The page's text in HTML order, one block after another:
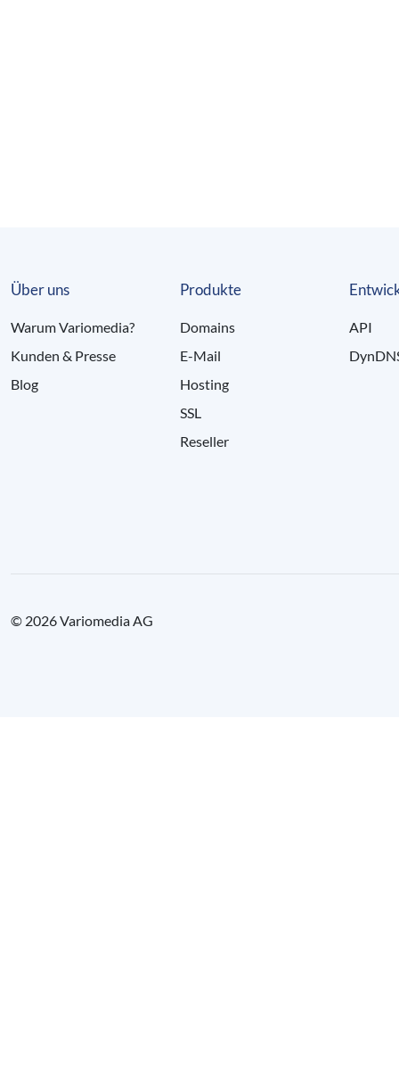
Über uns
Warum Variomedia?
Kunden & Presse
Blog
Produkte
Domains
E-Mail
Hosting
SSL
Reseller
API
© 2026 Variomedia AG